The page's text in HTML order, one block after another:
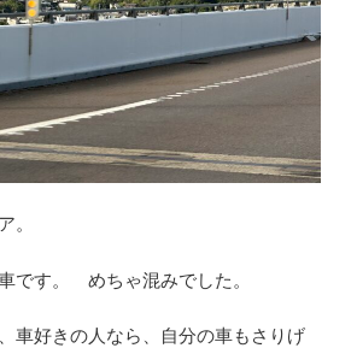
。
です。 めちゃ混みでした。
車好きの人なら、自分の車もさりげ